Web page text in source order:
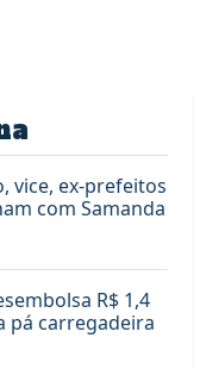
vice, ex-prefeitos
com Samanda
R$ 1,4
pá carregadeira